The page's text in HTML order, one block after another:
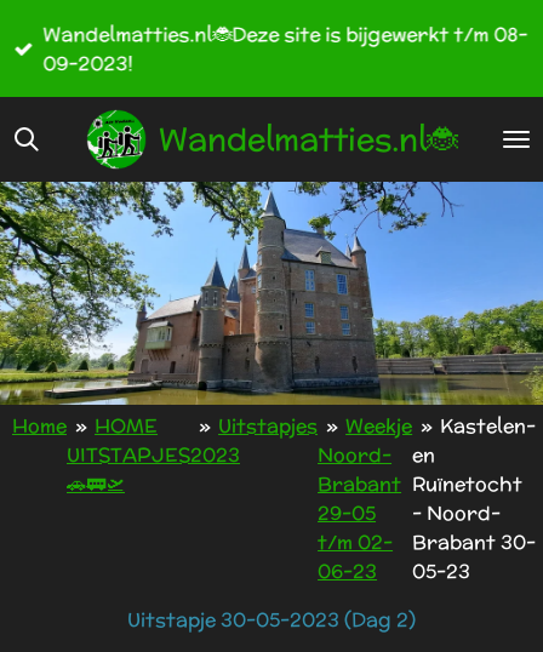
direct
hoofdinhoud
Wandelmatties.nl🐞
Wandelmatties.nl🐞Deze site is bijgewerkt t/m 08-
09-2023!
Home » HOME
UITSTAPJES
🚗🚃🛫
» Uitstapjes
2023
» Weekje
Noord-
Brabant
29-05
t/m 02-
06-23
» Kastelen-
en
Ruïnetocht
- Noord-
Brabant 30-
05-23
Uitstapje 30-05-2023 (Dag 2)